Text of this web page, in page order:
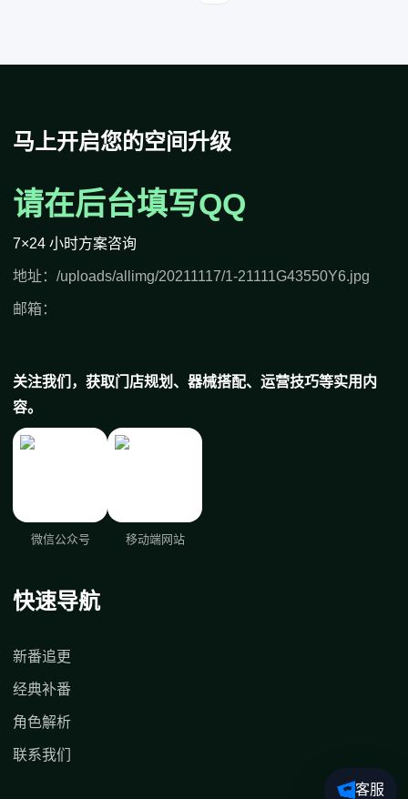
马上开启您的空间升级
请在后台填写QQ
7×24 小时方案咨询
地址：/uploads/allimg/20211117/1-21111G43550Y6.jpg
邮箱：
关注我们，获取门店规划、器械搭配、运营技巧等实用内
容。
微信公众号 移动端网站
快速导航
新番追更
经典补番
角色解析
联系我们
客服